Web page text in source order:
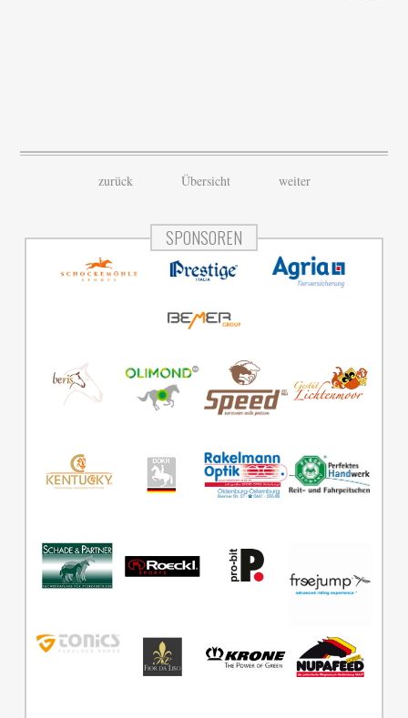
zurück Übersicht weiter
SPONSOREN